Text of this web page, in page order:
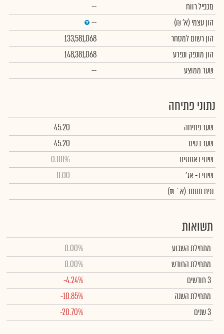
מכפיל רווח
--
הון עצמי (א' ₪)
--
הון רשום למסחר
133,581,068
הון מונפק ונפרע
148,381,068
שער ממוצע
--
נתוני פתיחה
שער פתיחה
45.20
שער בסיס
45.20
שינוי באחוזים
0.00%
שינויב- אג'
0.00
נפח מסחר(א` ₪)
תשואות
מתחילת השבוע
0.00%
מתחילת החודש
0.00%
3 חודשים
-4.24%
מתחילת השנה
-10.85%
3 שנים
-20.70%